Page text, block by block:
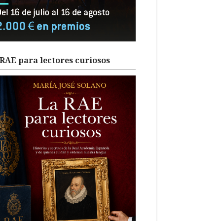
para lectores curiosos